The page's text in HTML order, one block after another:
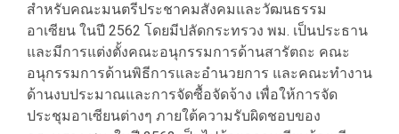
สำหรับคณะมนตรีประชาคมสังคมและวัฒนธรรม
อาเซียน ในปี 2562 โดยมีปลัดกระทรวง พม. เป็นประธาน
และมีการแต่งตั้งคณะอนุกรรมการด้านสารัตถะ คณะ
อนุกรรมการด้านพิธีการและอำนวยการ และคณะทำงาน
ด้านงบประมาณและการจัดซื้อจัดจ้าง เพื่อให้การจัด
ประชุมอาเซียนต่างๆ ภายใต้ความรับผิดชอบของ